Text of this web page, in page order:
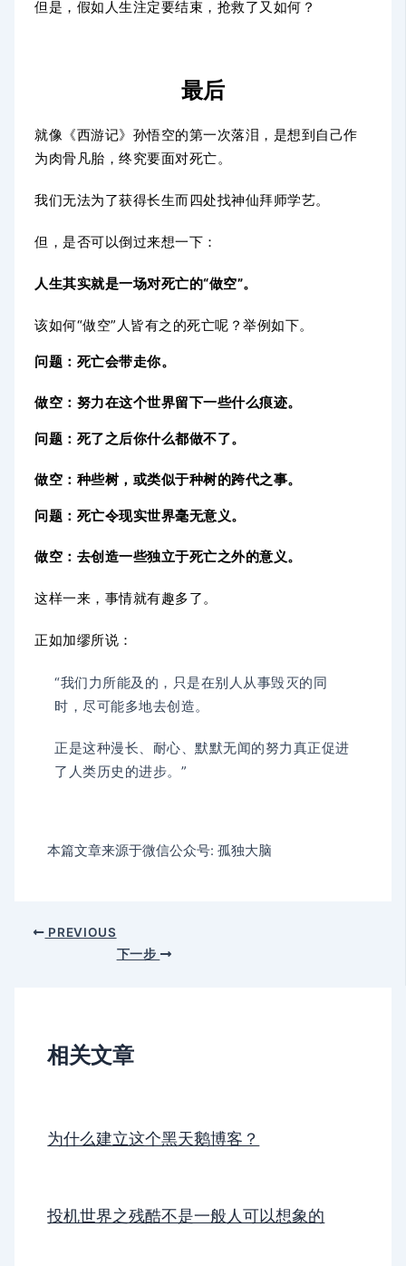
但是，假如人生注定要结束，抢救了又如何？
最后
就像《西游记》孙悟空的第一次落泪，是想到自己作
为肉骨凡胎，终究要面对死亡。
我们无法为了获得长生而四处找神仙拜师学艺。
但，是否可以倒过来想一下：
人生其实就是一场对死亡的“做空”。
该如何“做空”人皆有之的死亡呢？举例如下。
问题：死亡会带走你。
做空：努力在这个世界留下一些什么痕迹。
问题：死了之后你什么都做不了。
做空：种些树，或类似于种树的跨代之事。
问题：死亡令现实世界毫无意义。
做空：去创造一些独立于死亡之外的意义。
这样一来，事情就有趣多了。
正如加缪所说：
“我们力所能及的，只是在别人从事毁灭的同
时，尽可能多地去创造。
正是这种漫长、耐心、默默无闻的努力真正促进
了人类历史的进步。”
本篇文章来源于微信公众号: 孤独大脑
PREVIOUS
下一步
相关文章
为什么建立这个黑天鹅博客？
投机世界之残酷不是一般人可以想象的